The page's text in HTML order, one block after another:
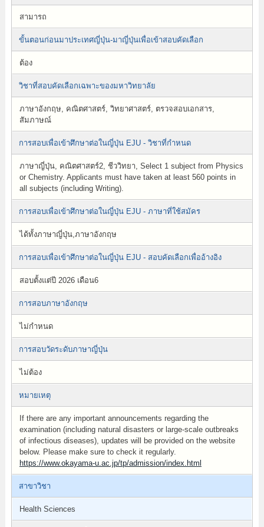
สามารถ
ขั้นตอนก่อนมาประเทศญี่ปุ่น-มาญี่ปุ่นเพื่อเข้าสอบคัดเลือก
ต้อง
วิชาที่สอบคัดเลือกเฉพาะของมหาวิทยาลัย
ภาษาอังกฤษ, คณิตศาสตร์, วิทยาศาสตร์, ตรวจสอบเอกสาร,
สัมภาษณ์
การสอบเพื่อเข้าศึกษาต่อในญี่ปุ่น EJU - วิชาที่กำหนด
ภาษาญี่ปุ่น, คณิตศาสตร์2, ชีววิทยา, Select 1 subject from Physics
or Chemistry. Applicants must have taken at least 560 points in
all subjects (including Writing).
การสอบเพื่อเข้าศึกษาต่อในญี่ปุ่น EJU - ภาษาที่ใช้สมัคร
ได้ทั้งภาษาญี่ปุ่น,ภาษาอังกฤษ
การสอบเพื่อเข้าศึกษาต่อในญี่ปุ่น EJU - สอบคัดเลือกเพื่ออ้างอิง
สอบตั้งแต่ปี 2026 เดือน6
การสอบภาษาอังกฤษ
ไม่กำหนด
การสอบวัดระดับภาษาญี่ปุ่น
ไม่ต้อง
หมายเหตุ
If there are any important announcements regarding the
examination (including natural disasters or large-scale outbreaks
of infectious diseases), updates will be provided on the website
below. Please make sure to check it regularly.
https://www.okayama-u.ac.jp/tp/admission/index.html
สาขาวิชา
Health Sciences